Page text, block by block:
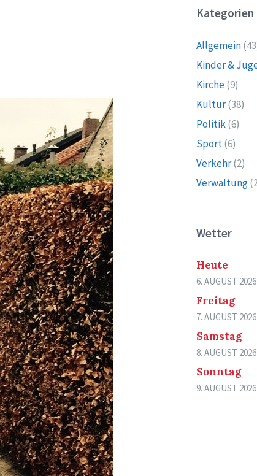
Kategorien
Allgemein
Kinder &
Kirche(9)
Kultur(38)
Politik(6)
Sport(6)
Verkehr(2)
Verwaltung
Wetter
Heute
6. AUGUST 2026
Freitag
7. AUGUST 2026
Samstag
8. AUGUST 2026
Sonntag
9. AUGUST 2026